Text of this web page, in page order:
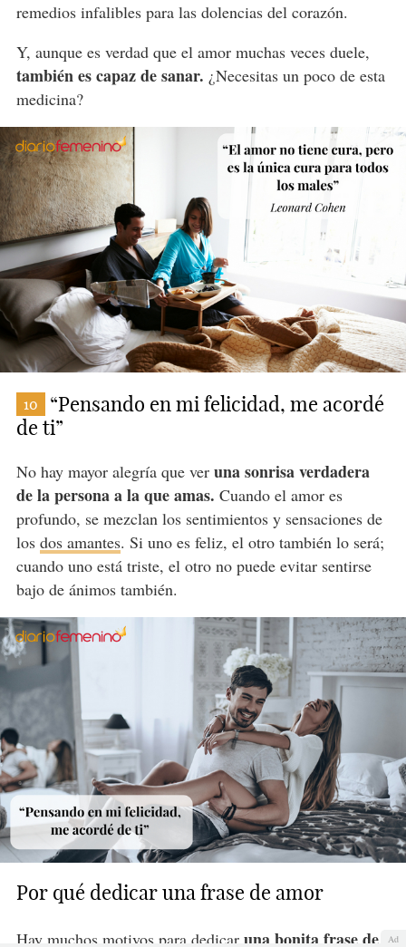
remedios infalibles para las dolencias del corazón.
Y, aunque es verdad que el amor muchas veces duele,
también es capaz de sanar. ¿Necesitas un poco de esta
medicina?
10
“Pensando en mi felicidad, me acordé
de ti”
No hay mayor alegría que ver una sonrisa verdadera
de la persona a la que amas. Cuando el amor es
profundo, se mezclan los sentimientos y sensaciones de
los dos amantes. Si uno es feliz, el otro también lo será;
cuando uno está triste, el otro no puede evitar sentirse
bajo de ánimos también.
Por qué dedicar una frase de amor
Hay muchos motivos para dedicaruna bonita frase de Ad